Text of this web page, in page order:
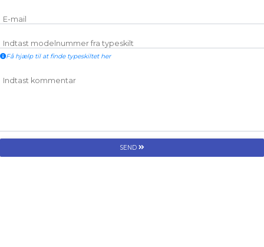
E-mail
Indtast modelnummer fra typeskilt
Få hjælp til at finde typeskiltet her
Indtast kommentar
SEND